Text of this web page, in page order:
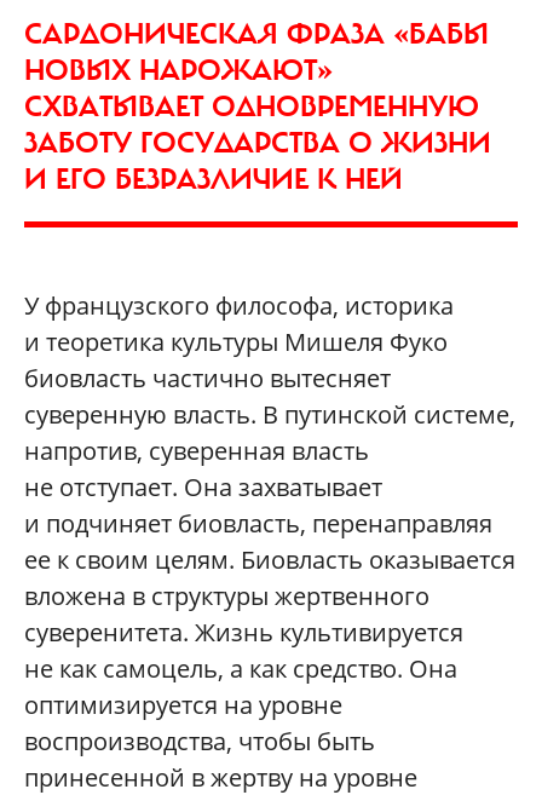
САРДОНИЧЕСКАЯ ФРАЗА «БАБЫ
НОВЫХ НАРОЖАЮТ»
СХВАТЫВАЕТ ОДНОВРЕМЕННУЮ
ЗАБОТУ ГОСУДАРСТВА О ЖИЗНИ
И ЕГО БЕЗРАЗЛИЧИЕ К НЕЙ
У французского философа, историка
и теоретика культуры Мишеля Фуко
биовласть частично вытесняет
суверенную власть. В путинской системе,
напротив, суверенная власть
не отступает. Она захватывает
и подчиняет биовласть, перенаправляя
ее к своим целям. Биовласть оказывается
вложена в структуры жертвенного
суверенитета. Жизнь культивируется
не как самоцель, а как средство. Она
оптимизируется на уровне
воспроизводства, чтобы быть
принесенной в жертву на уровне